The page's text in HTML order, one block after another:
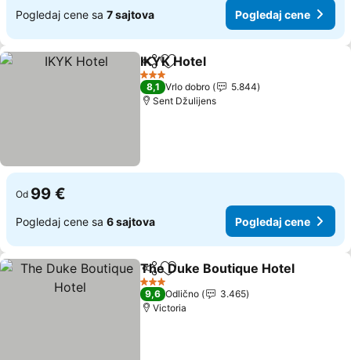
Pogledaj cene sa 7 sajtova Pogledaj cene
Deli Dodati u favorite
IKYK Hotel
3 Zvezdice
8,1 Vrlo dobro
5.844
Sent Džulijens
Od 99 €
Pogledaj cene sa 6 sajtova Pogledaj cene
Deli Dodati u favorite
The Duke Boutique Hotel
3 Zvezdice
9,6 Odlično
3.465
Victoria